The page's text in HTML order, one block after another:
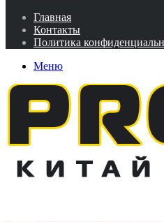
Главная
Контакты
Политика
Меню